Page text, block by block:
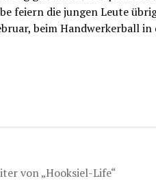
feiern die jungen Leute
beim Handwerkerball in
von „Hooksiel-Life“